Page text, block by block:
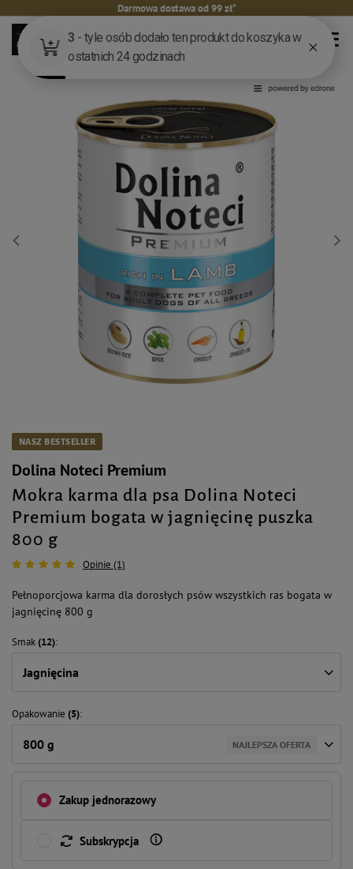
Darmowa dostawa od 99 zł*
NASZ BESTSELLER
Dolina Noteci Premium
Mokra karma dla psa Dolina Noteci
Premium bogata w jagnięcinę puszka
800 g
Opinie (1)
Pełnoporcjowa karma dla dorosłych psów wszystkich ras bogata w
jagnięcinę 800 g
Smak(12)
Jagnięcina
Opakowanie (5)
800 g NAJLEPSZA OFERTA
Zakup jednorazowy
Subskrypcja